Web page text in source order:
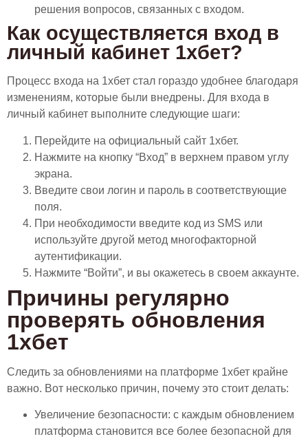
решения вопросов, связанных с входом.
Как осуществляется вход в
личный кабинет 1хбет?
Процесс входа на 1хбет стал гораздо удобнее благодаря
изменениям, которые были внедрены. Для входа в
личный кабинет выполните следующие шаги:
Перейдите на официальный сайт 1хбет.
Нажмите на кнопку “Вход” в верхнем правом углу
экрана.
Введите свои логин и пароль в соответствующие
поля.
При необходимости введите код из SMS или
используйте другой метод многофакторной
аутентификации.
Нажмите “Войти”, и вы окажетесь в своем аккаунте.
Причины регулярно
проверять обновления
1хбет
Следить за обновлениями на платформе 1хбет крайне
важно. Вот несколько причин, почему это стоит делать:
Увеличение безопасности: с каждым обновлением
платформа становится все более безопасной для